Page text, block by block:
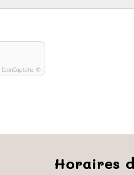
IconCaptcha ©
Horaires